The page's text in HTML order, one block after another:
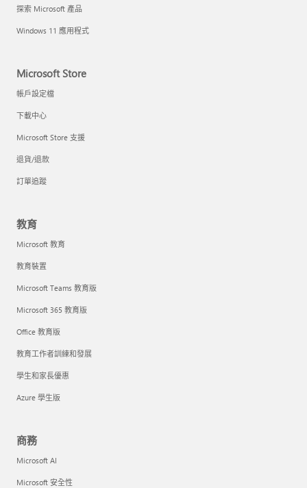
探索 Microsoft 產品
Windows 11 應用程式
Microsoft Store
帳戶設定檔
下載中心
Microsoft Store 支援
退貨/退款
訂單追蹤
教育
Microsoft 教育
教育裝置
Microsoft Teams 教育版
Microsoft 365 教育版
Office 教育版
教育工作者訓練和發展
學生和家長優惠
Azure 學生版
商務
Microsoft AI
Microsoft 安全性